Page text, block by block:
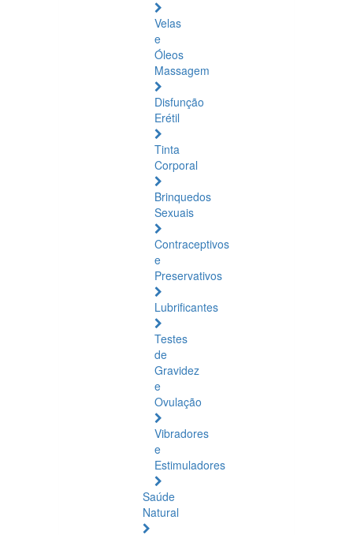
Velas
e
Óleos
Massagem
Disfunção
Erétil
Tinta
Corporal
Brinquedos
Sexuais
Contraceptivos
e
Preservativos
Lubrificantes
Testes
de
Gravidez
e
Ovulação
Vibradores
e
Estimuladores
Saúde
Natural